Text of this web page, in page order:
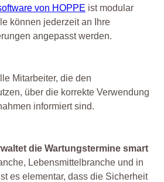
von HOPPE ist modular
können jederzeit an Ihre
angepasst werden.
Mitarbeiter, die den
über die korrekte Verwendung
informiert sind.
die Wartungstermine smart
Lebensmittelbranche und in
es elementar, dass die Sicherheit